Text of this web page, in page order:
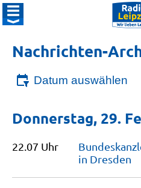
Nachrichten-
Datum auswählen
Donnerstag, 29.
22.07 Uhr
in Dresden